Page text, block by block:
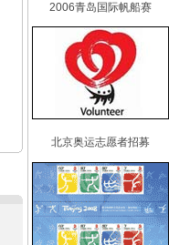
2006青岛国际帆船赛
北京奥运志愿者招募